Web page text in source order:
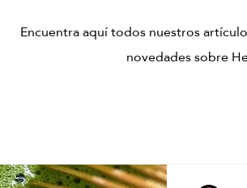
Encuentra aquí todos nuestros
novedades sobre